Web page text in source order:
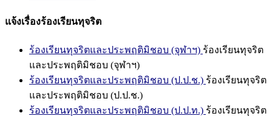
แจ้งเรื่องร้องเรียนทุจริต
ร้องเรียนทุจริตและประพฤติมิชอบ (จุฬาฯ) ร้องเรียนทุจริต
และประพฤติมิชอบ (จุฬาฯ)
ร้องเรียนทุจริตและประพฤติมิชอบ (ป.ป.ช.) ร้องเรียนทุจริต
และประพฤติมิชอบ (ป.ป.ช.)
ร้องเรียนทุจริตและประพฤติมิชอบ (ป.ป.ท.) ร้องเรียนทุจริต